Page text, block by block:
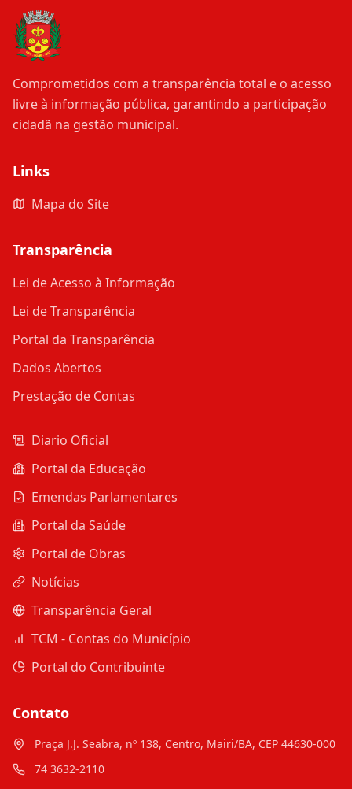
Comprometidos com a transparência total e o acesso
livre à informação pública, garantindo a participação
cidadã na gestão municipal.
Links
Mapa do Site
Transparência
Lei de Acesso à Informação
Lei de Transparência
Portal da Transparência
Dados Abertos
Prestação de Contas
Diario Oficial
Portal da Educação
Emendas Parlamentares
Portal da Saúde
Portal de Obras
Notícias
Transparência Geral
TCM - Contas do Município
Portal do Contribuinte
Contato
Praça J.J. Seabra, nº 138, Centro, Mairi/BA, CEP 44630-000
74 3632-2110